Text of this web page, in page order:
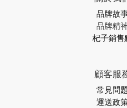
品牌故
品牌精
杞子銷售
顧客服
常見問
運送政